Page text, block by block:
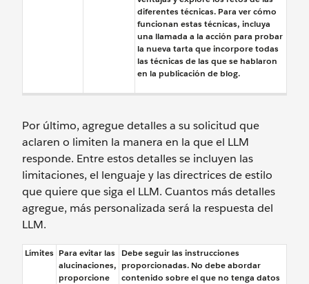
diferentes técnicas. Para ver cómo
funcionan estas técnicas, incluya
una llamada a la acción para probar
la nueva tarta que incorpore todas
las técnicas de las que se hablaron
en la publicación de blog.
Por último, agregue detalles a su solicitud que
aclaren o limiten la manera en la que el LLM
responde. Entre estos detalles se incluyen las
limitaciones, el lenguaje y las directrices de estilo
que quiere que siga el LLM. Cuantos más detalles
agregue, más personalizada será la respuesta del
LLM.
Límites Para evitar las
alucinaciones,
proporcione
Debe seguir las instrucciones
proporcionadas. No debe abordar
contenido sobre el que no tenga datos